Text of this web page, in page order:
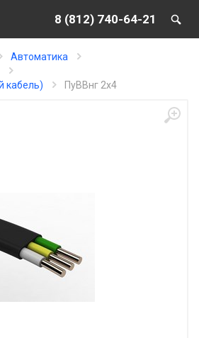
8 (812) 740-64-21
Автоматика
кабель)
ПуВВнг 2х4